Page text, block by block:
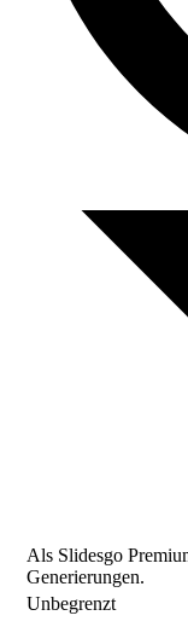
Als Slidesgo
Generierungen.
Unbegrenzt